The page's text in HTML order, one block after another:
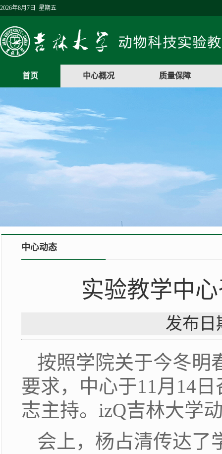
2026年8月7日 星期五
首页 中心概况 质量保障
中心动态
实验教学中
发布
按照学院关于今冬明
要求，中心于11月14
志主持。izQ吉林大学
会上，杨占清传达了